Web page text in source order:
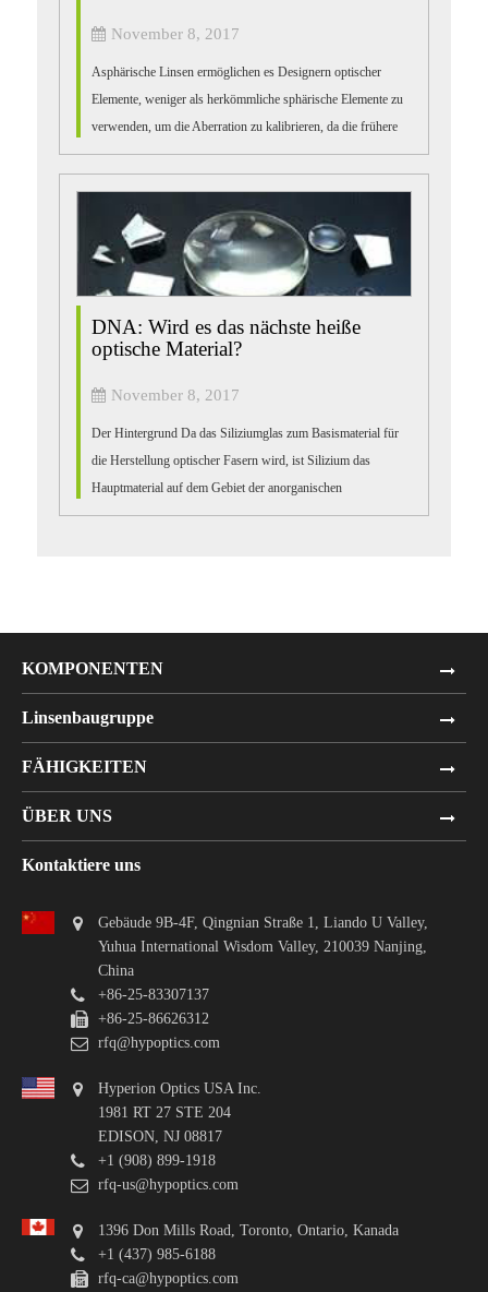
November 8, 2017
Asphärische Linsen ermöglichen es Designern optischer
Elemente, weniger als herkömmliche sphärische Elemente zu
verwenden, um die Aberration zu kalibrieren, da die frühere
Aberrationskalibrierung für sie vorgesehen war als die Latte
DNA: Wird es das nächste heiße
optische Material?
November 8, 2017
Der Hintergrund Da das Siliziumglas zum Basismaterial für
die Herstellung optischer Fasern wird, ist Silizium das
Hauptmaterial auf dem Gebiet der anorganischen
photoelektrischen Ausrüstung geworden. Es ist nicht nur
KOMPONENTEN
Linsenbaugruppe
FÄHIGKEITEN
ÜBER UNS
Kontaktiere uns
Gebäude 9B-4F, Qingnian Straße 1, Liando U Valley,
Yuhua International Wisdom Valley, 210039 Nanjing,
China
+86-25-83307137
+86-25-86626312
rfq@hypoptics.com
Hyperion Optics USA Inc.
1981 RT 27 STE 204
EDISON, NJ 08817
+1 (908) 899-1918
rfq-us@hypoptics.com
1396 Don Mills Road, Toronto, Ontario, Kanada
+1 (437) 985-6188
rfq-ca@hypoptics.com